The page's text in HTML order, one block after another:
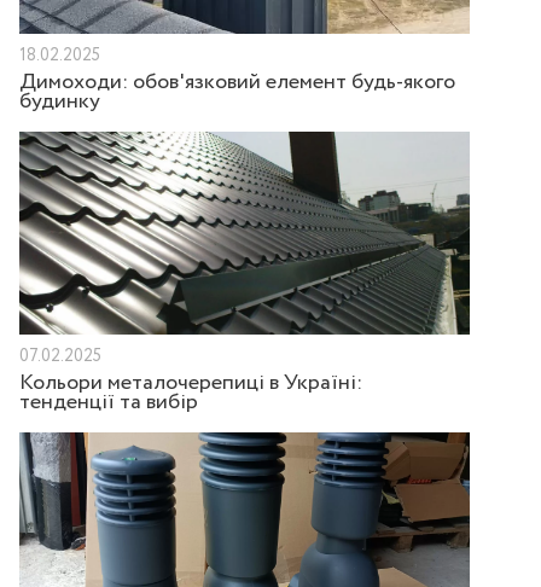
18.02.2025
Димоходи: обов'язковий елемент будь-якого
будинку
07.02.2025
Кольори металочерепиці в Україні:
тенденції та вибір